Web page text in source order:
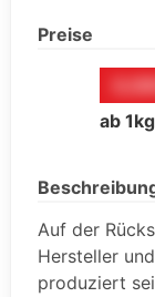
Preise
ab 1kg
Auf der
Hersteller
produziert